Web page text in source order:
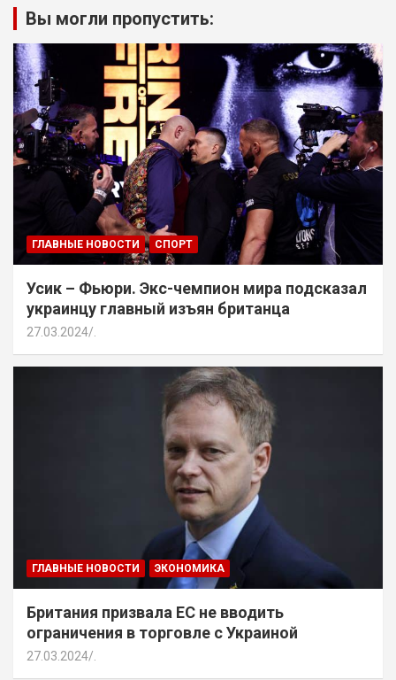
Вы могли пропустить:
ГЛАВНЫЕ НОВОСТИ СПОРТ
Усик – Фьюри. Экс-чемпион мира подсказал
украинцу главный изъян британца
27.03.2024 .
ГЛАВНЫЕ НОВОСТИ ЭКОНОМИКА
Британия призвала ЕС не вводить
ограничения в торговле с Украиной
27.03.2024